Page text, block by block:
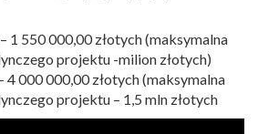
1 550 000,00 złotych (maksymalna
projektu -milion złotych)
4 000 000,00 złotych (maksymalna
projektu – 1,5 mln złotych